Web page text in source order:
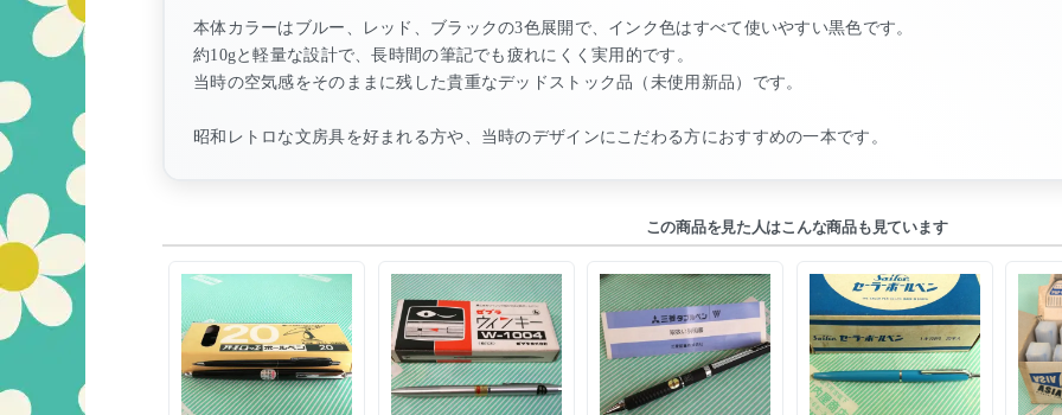
本体カラーはブルー、レッド、ブラックの3色展開で、インク色はすべて使いやすい黒色です。
約10gと軽量な設計で、長時間の筆記でも疲れにくく実用的です。
当時の空気感をそのままに残した貴重なデッドストック品（未使用新品）です。
昭和レトロな文房具を好まれる方や、当時のデザインにこだわる方におすすめの一本です。
この商品を見た人はこんな商品も見ています